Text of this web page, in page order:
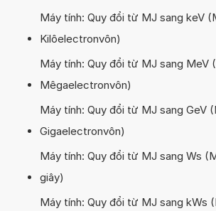
Máy tính: Quy đổi từ MJ sang keV
Kilôelectronvôn)
Máy tính: Quy đổi từ MJ sang MeV
Mêgaelectronvôn)
Máy tính: Quy đổi từ MJ sang GeV
Gigaelectronvôn)
Máy tính: Quy đổi từ MJ sang Ws
giây)
Máy tính: Quy đổi từ MJ sang kWs